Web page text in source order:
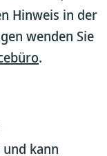
Hinweis in der
wenden Sie
.
kann